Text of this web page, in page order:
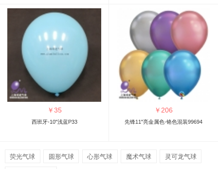
￥35
西班牙-10"浅蓝P33
￥206
先锋11"亮金属色-铬色混装99694
荧光气球 圆形气球 心形气球 魔术气球 灵可龙气球